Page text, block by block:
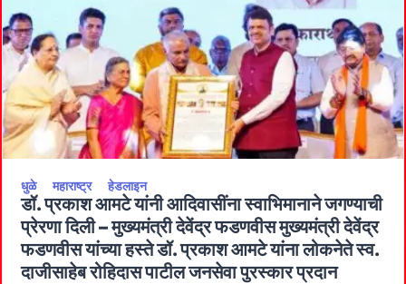
२०२५
प्रदर्शनात
महाराष्ट्र
दालनाचे
मंत्री
जयकुमार
रावल
यांच्या
हस्ते
उद्घाटन
धुळे महाराष्ट्र हेडलाइन
डॉ. प्रकाश आमटे यांनी आदिवासींना स्वाभिमानाने जगण्याची
प्रेरणा दिली – मुख्यमंत्री देवेंद्र फडणवीस मुख्यमंत्री देवेंद्र
फडणवीस यांच्या हस्ते डॉ. प्रकाश आमटे यांना लोकनेते स्व.
दाजीसाहेब रोहिदास पाटील जनसेवा पुरस्कार प्रदान